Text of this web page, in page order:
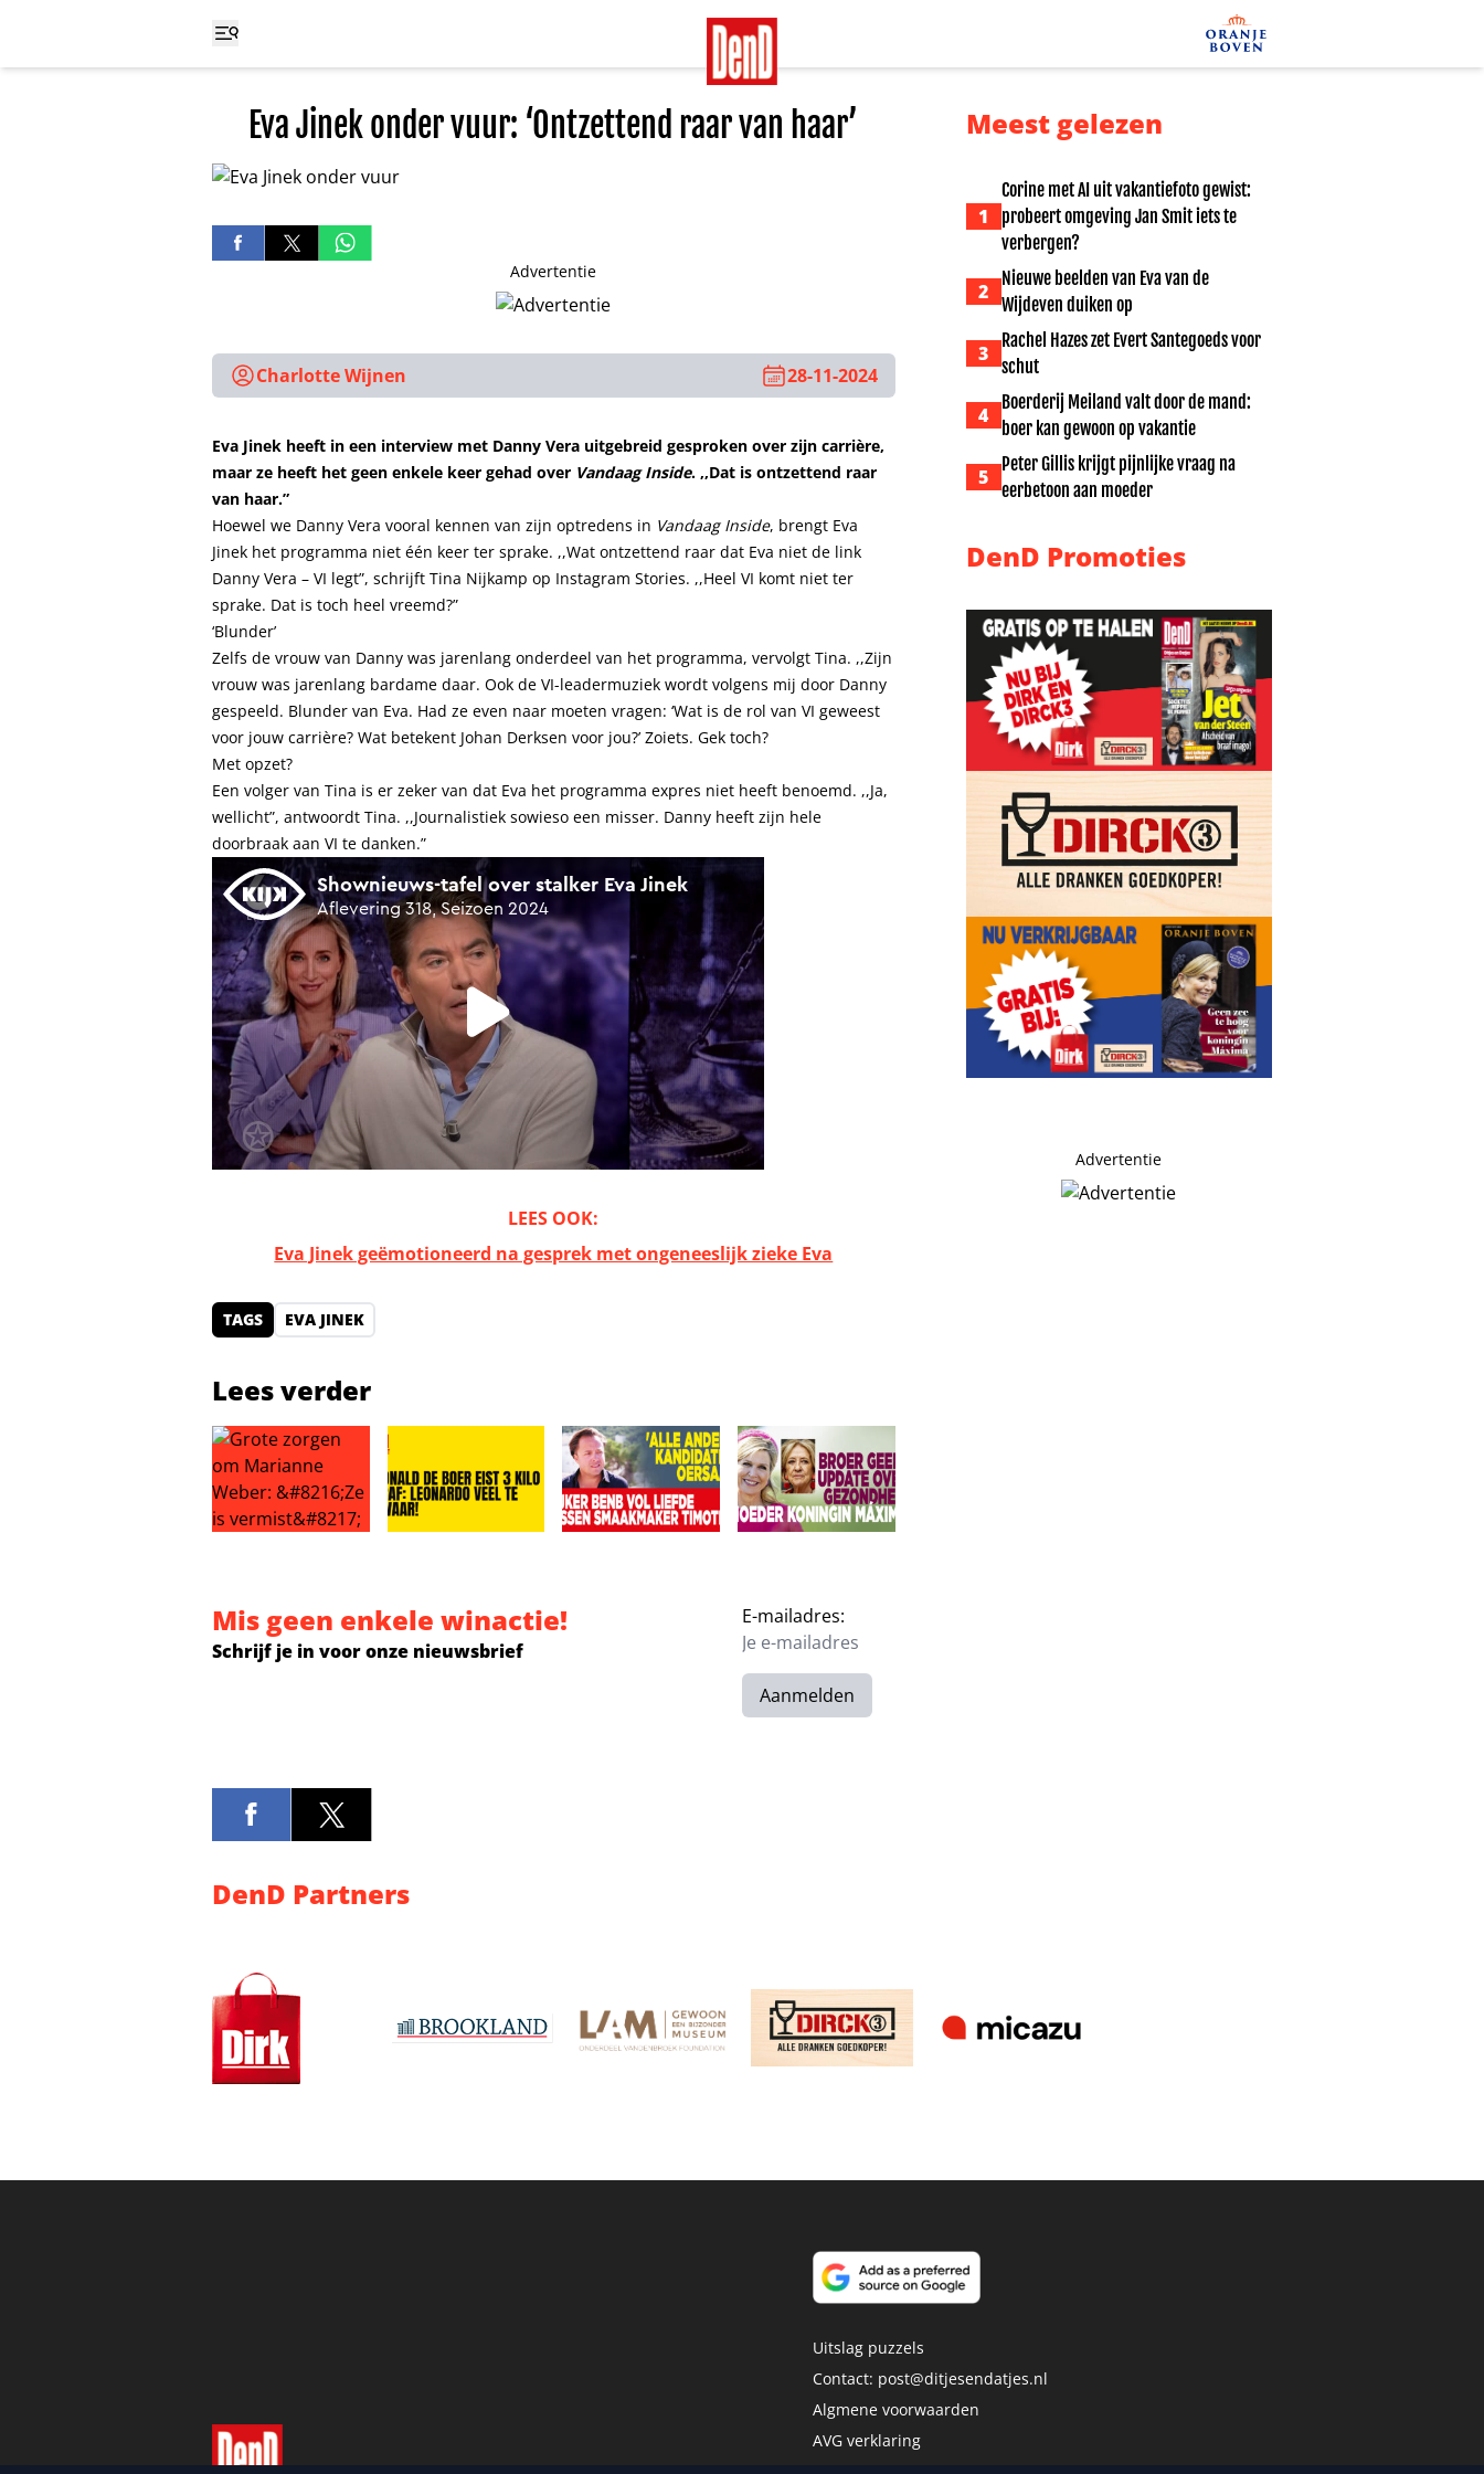
Eva Jinek onder vuur: ‘Ontzettend raar van haar’
Advertentie
Charlotte Wijnen 28-11-2024
Eva Jinek heeft in een interview met Danny Vera uitgebreid gesproken over zijn carrière,
maar ze heeft het geen enkele keer gehad over Vandaag Inside. ,,Dat is ontzettend raar
van haar.”
Hoewel we Danny Vera vooral kennen van zijn optredens in Vandaag Inside, brengt Eva
Jinek het programma niet één keer ter sprake. ,,Wat ontzettend raar dat Eva niet de link
Danny Vera – VI legt”, schrijft Tina Nijkamp op Instagram Stories. ,,Heel VI komt niet ter
sprake. Dat is toch heel vreemd?”
‘Blunder’
Zelfs de vrouw van Danny was jarenlang onderdeel van het programma, vervolgt Tina. ,,Zijn
vrouw was jarenlang bardame daar. Ook de VI-leadermuziek wordt volgens mij door Danny
gespeeld. Blunder van Eva. Had ze even naar moeten vragen: ‘Wat is de rol van VI geweest
voor jouw carrière? Wat betekent Johan Derksen voor jou?’ Zoiets. Gek toch?
Met opzet?
Een volger van Tina is er zeker van dat Eva het programma expres niet heeft benoemd. ,,Ja,
wellicht”, antwoordt Tina. ,,Journalistiek sowieso een misser. Danny heeft zijn hele
doorbraak aan VI te danken.”
LEES OOK:
Eva Jinek geëmotioneerd na gesprek met ongeneeslijk zieke Eva
TAGS EVA JINEK
Lees verder
Meest gelezen
1
Corine met AI uit vakantiefoto gewist:
probeert omgeving Jan Smit iets te
verbergen?
2
Nieuwe beelden van Eva van de
Wijdeven duiken op
3
Rachel Hazes zet Evert Santegoeds voor
schut
4
Boerderij Meiland valt door de mand:
boer kan gewoon op vakantie
5
Peter Gillis krijgt pijnlijke vraag na
eerbetoon aan moeder
DenD Promoties
Advertentie
Mis geen enkele winactie!
Schrijf je in voor onze nieuwsbrief
E-mailadres:
Aanmelden
DenD Partners
Uitslag puzzels
Contact: post@ditjesendatjes.nl
Algmene voorwaarden
AVG verklaring